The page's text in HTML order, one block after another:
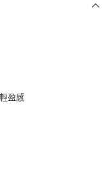
跳轉至「AFTEE先享後付」
交易完成。
若您需要取消訂單，請聯絡
為有效，需透過AFTEE先享
頁面顯示為準，若有關於
，請聯繫「AFTEE先享後付
先享後付」服務完成之交
盈感